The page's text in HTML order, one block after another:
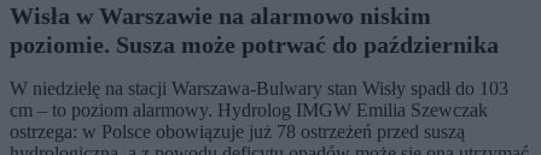
Wisła w Warszawie na alarmowo niskim
poziomie. Susza może potrwać do października
W niedzielę na stacji Warszawa-Bulwary stan Wisły spadł do 103
cm – to poziom alarmowy. Hydrolog IMGW Emilia Szewczak
ostrzega: w Polsce obowiązuje już 78 ostrzeżeń przed suszą